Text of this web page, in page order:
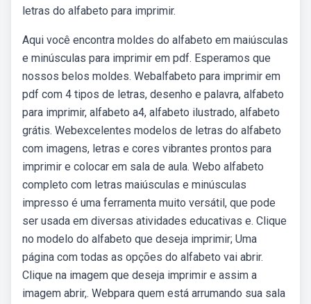
letras do alfabeto para imprimir.
Aqui você encontra moldes do alfabeto em maiúsculas
e minúsculas para imprimir em pdf. Esperamos que
nossos belos moldes. Webalfabeto para imprimir em
pdf com 4 tipos de letras, desenho e palavra, alfabeto
para imprimir, alfabeto a4, alfabeto ilustrado, alfabeto
grátis. Webexcelentes modelos de letras do alfabeto
com imagens, letras e cores vibrantes prontos para
imprimir e colocar em sala de aula. Webo alfabeto
completo com letras maiúsculas e minúsculas
impresso é uma ferramenta muito versátil, que pode
ser usada em diversas atividades educativas e. Clique
no modelo do alfabeto que deseja imprimir; Uma
página com todas as opções do alfabeto vai abrir.
Clique na imagem que deseja imprimir e assim a
imagem abrir,. Webpara quem está arrumando sua sala